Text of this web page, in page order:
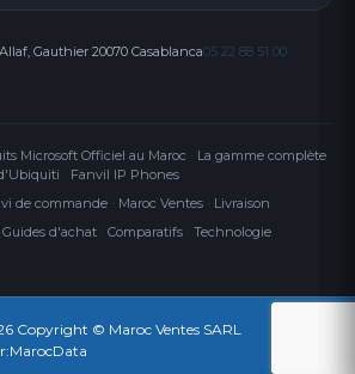
Gauthier 20070 Casablanca05 22 88 51 00
Microsoft Officiel au Maroc · La gamme complète
· Fanvil IP Phones
de commande· Maroc Ventes· Livraison
Guides d'achat · Comparatifs · Technologie
Copyright © Maroc Ventes SARL
MarocData